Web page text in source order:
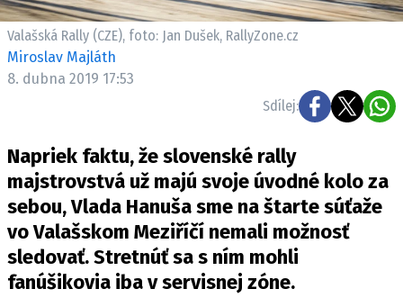
TUNING
PROFI
TRH S ELEKTROMOBILY
RALLY
OSTATNÍ
TISKOVKY
Valašská Rally (CZE), foto: Jan Dušek, RallyZone.cz
Miroslav Majláth
8. dubna 2019 17:53
Sdílej:
Napriek faktu, že slovenské rally
majstrovstvá už majú svoje úvodné kolo za
sebou, Vlada Hanuša sme na štarte súťaže
vo Valašskom Meziříčí nemali možnosť
sledovať. Stretnúť sa s ním mohli
fanúšikovia iba v servisnej zóne.